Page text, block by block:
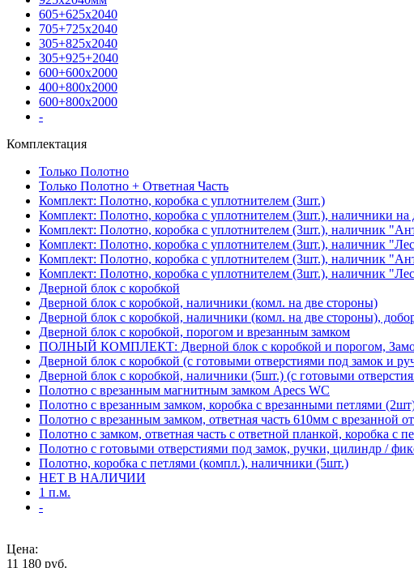
605+625х2040
705+725х2040
305+825х2040
305+925+2040
600+600х2000
400+800х2000
600+800х2000
-
Комплектация
Только Полотно
Только Полотно + Ответная Часть
Комплект: Полотно, коробка с уплотнителем (3шт.)
Комплект: Полотно, коробка с уплотнителем (3шт.), наличники на
Комплект: Полотно, коробка с уплотнителем (3шт.), наличник
Комплект: Полотно, коробка с уплотнителем (3шт.), наличник
Комплект: Полотно, коробка с уплотнителем (3шт.), наличник
Комплект: Полотно, коробка с уплотнителем (3шт.), наличник
Дверной блок с коробкой
Дверной блок с коробкой, наличники (комл. на две стороны)
Дверной блок с коробкой, наличники (комл. на две стороны),
Дверной блок с коробкой, порогом и врезанным замком
ПОЛНЫЙ КОМПЛЕКТ: Дверной блок с коробкой и порогом,
Дверной блок с коробкой (с готовыми отверстиями под замок и
Дверной блок с коробкой, наличники (5шт.) (с готовыми
Полотно с врезанным магнитным замком Apecs WC
Полотно с врезанным замком, коробка с врезанными петлями
Полотно с врезанным замком, ответная часть 610мм с врезанной
Полотно с замком, ответная часть с ответной планкой, коробка с
Полотно с готовыми отверстиями под замок, ручки, цилиндр /
Полотно, коробка с петлями (компл.), наличники (5шт.)
НЕТ В НАЛИЧИИ
1 п.м.
-
Цена:
11 180 руб.